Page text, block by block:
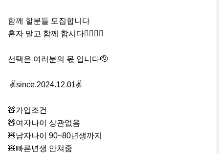
함께 할분들 모집합니다
혼자 말고 함께 합시다🙋‍♂️🙋‍♀️
선택은 여러분의 몫 입니다🫡
🧸가입조건
🧸여자나이 상관없음
🧸남자나이 90~80년생까지
🧸빠른년생 안쳐줌